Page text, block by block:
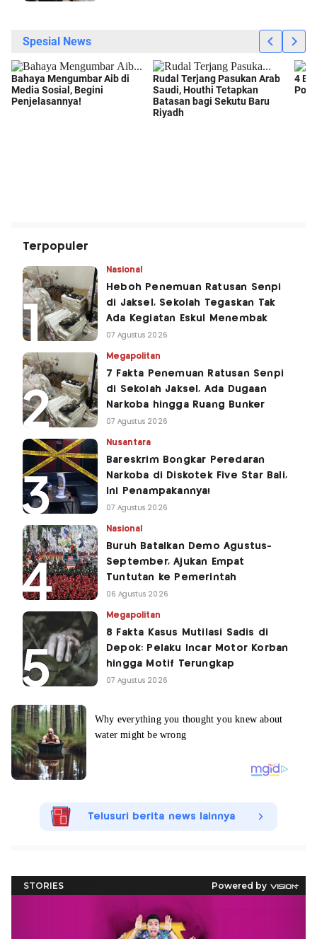
Terpopuler
Nasional
Heboh Penemuan Ratusan Senpi
di Jaksel, Sekolah Tegaskan Tak
Ada Kegiatan Eskul Menembak
07 Agustus 2026
Megapolitan
7 Fakta Penemuan Ratusan Senpi
di Sekolah Jaksel, Ada Dugaan
Narkoba hingga Ruang Bunker
07 Agustus 2026
Nusantara
Bareskrim Bongkar Peredaran
Narkoba di Diskotek Five Star Bali,
Ini Penampakannya!
07 Agustus 2026
Nasional
Buruh Batalkan Demo Agustus-
September, Ajukan Empat
Tuntutan ke Pemerintah
06 Agustus 2026
Megapolitan
8 Fakta Kasus Mutilasi Sadis di
Depok: Pelaku Incar Motor Korban
hingga Motif Terungkap
07 Agustus 2026
Telusuri berita news lainnya